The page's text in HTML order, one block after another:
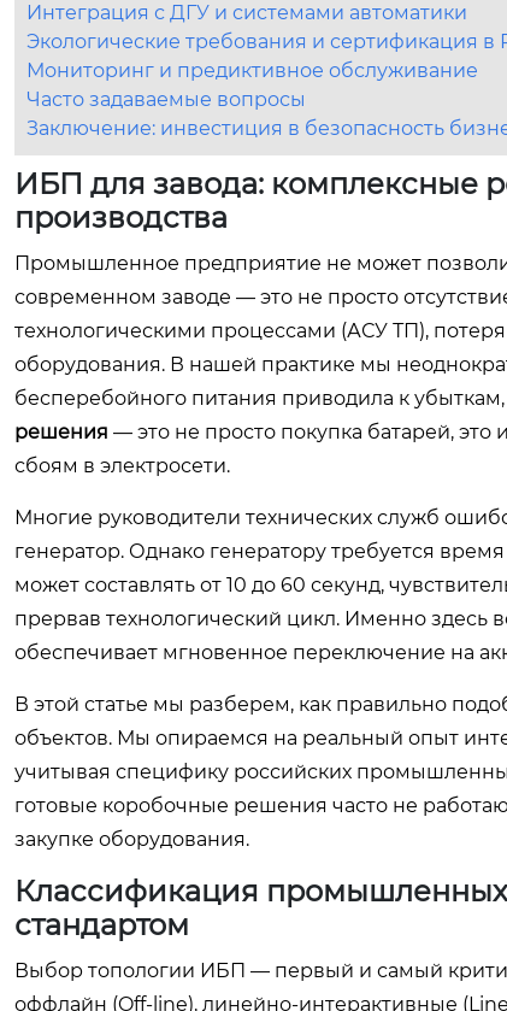
Интеграция с ДГУ и системами автоматики
Экологические требования и сертификация в
Мониторинг и предиктивное обслуживание
Часто задаваемые вопросы
Заключение: инвестиция в безопасность
ИБП для завода: комплексные
производства
Промышленное предприятие не может
современном заводе — это не просто
технологическими процессами (АСУ ТП),
оборудования. В нашей практике мы
бесперебойного питания приводила к
решения — это не просто покупка батарей,
сбоям в электросети.
Многие руководители технических служб
генератор. Однако генератору требуется
может составлять от 10 до 60 секунд,
прервав технологический цикл. Именно здесь
обеспечивает мгновенное переключение на
В этой статье мы разберем, как правильно
объектов. Мы опираемся на реальный опыт
учитывая специфику российских
готовые коробочные решения часто не
закупке оборудования.
Классификация промышленных
стандартом
Выбор топологии ИБП — первый и самый
оффлайн (Off-line), линейно-интерактивные